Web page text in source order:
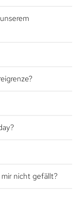
mir nicht gefällt?